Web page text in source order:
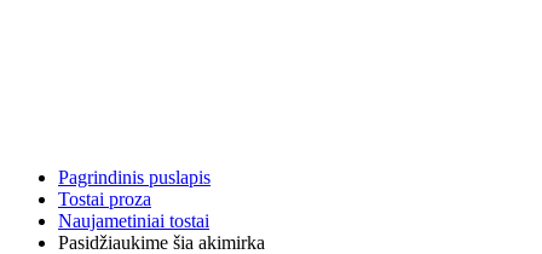
Pagrindinis puslapis
Tostai proza
Naujametiniai tostai
Pasidžiaukime šia akimirka